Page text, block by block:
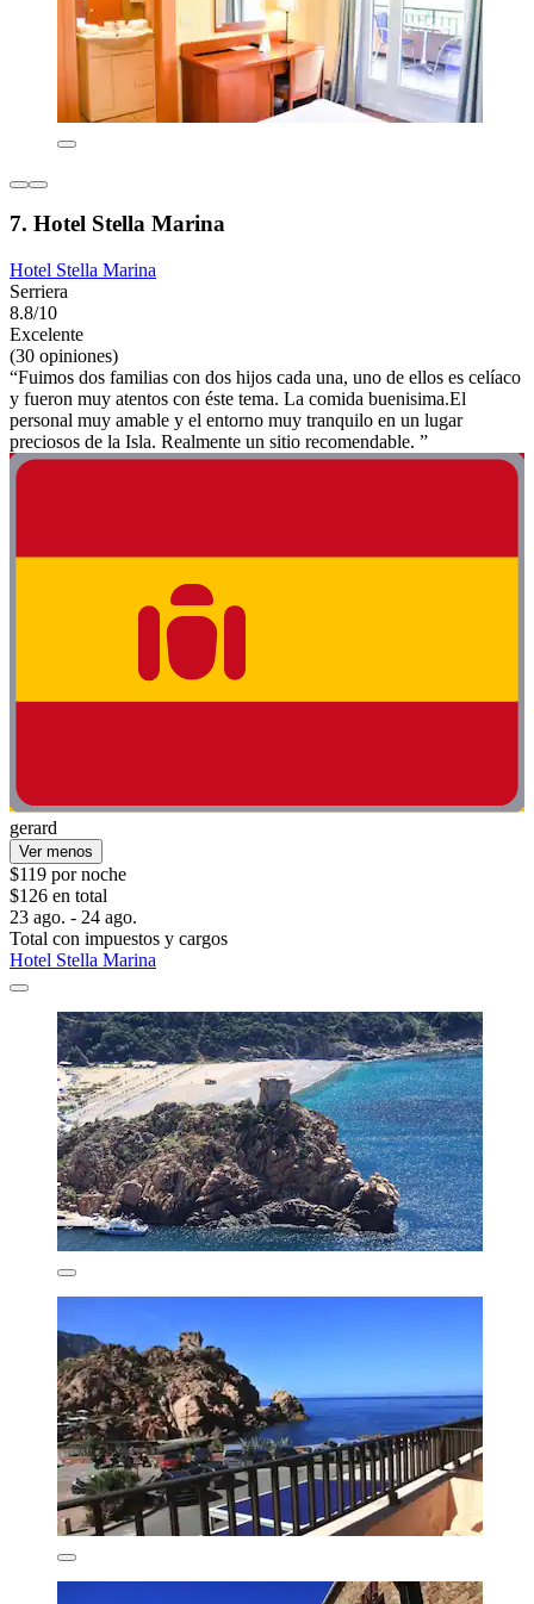
7. Hotel Stella Marina
Hotel Stella Marina
Serriera
8.8/10
Excelente
(30 opiniones)
“Fuimos dos familias con dos hijos cada una, uno de ellos es celíaco
y fueron muy atentos con éste tema. La comida buenisima.El
personal muy amable y el entorno muy tranquilo en un lugar
preciosos de la Isla. Realmente un sitio recomendable. ”
gerard
Ver menos
$119 por noche
$126 en total
23 ago. - 24 ago.
Total con impuestos y cargos
Hotel Stella Marina